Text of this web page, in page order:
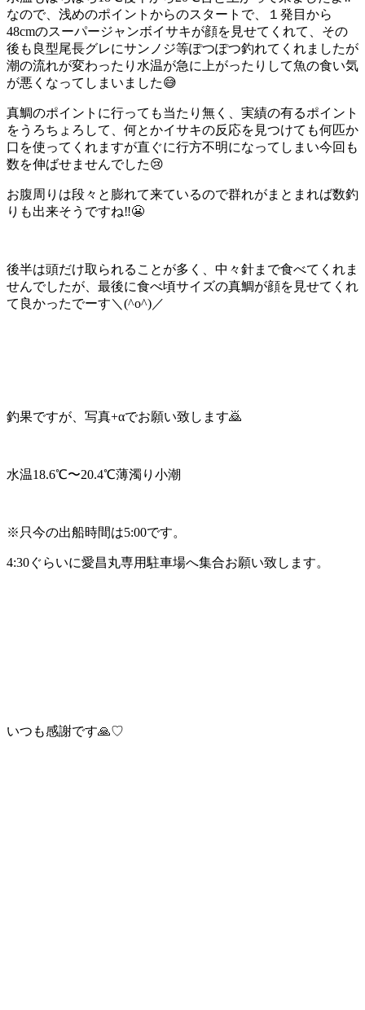
なので、浅めのポイントからのスタートで、１発目から
48cmのスーパージャンボイサキが顔を見せてくれて、その
後も良型尾長グレにサンノジ等ぽつぽつ釣れてくれましたが
潮の流れが変わったり水温が急に上がったりして魚の食い気
が悪くなってしまいました😅
真鯛のポイントに行っても当たり無く、実績の有るポイント
をうろちょろして、何とかイサキの反応を見つけても何匹か
口を使ってくれますが直ぐに行方不明になってしまい今回も
数を伸ばせませんでした😢
お腹周りは段々と膨れて来ているので群れがまとまれば数釣
りも出来そうですね‼️😬
後半は頭だけ取られることが多く、中々針まで食べてくれま
せんでしたが、最後に食べ頃サイズの真鯛が顔を見せてくれ
て良かったでーす＼(^o^)／
釣果ですが、写真+αでお願い致します🙇
水温18.6℃〜20.4℃薄濁り小潮
※只今の出船時間は5:00です。
4:30ぐらいに愛昌丸専用駐車場へ集合お願い致します。
いつも感謝です🙏♡